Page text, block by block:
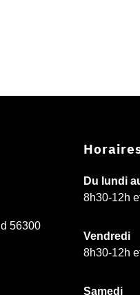
56300
Du lundi
8h30-12h
Vendredi
8h30-12h
Samedi